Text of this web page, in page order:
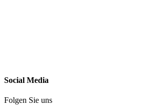
Social Media
Folgen Sie uns